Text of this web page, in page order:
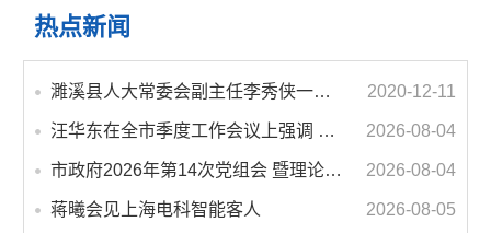
热点新闻
濉溪县人大常委会副主任李秀侠一行调研城乡客运一体化和治超工作 2020-12-11
汪华东在全市季度工作会议上强调 锚定打好“三仗”任务和年度预期目标不动摇 在全市上下掀起比学赶超争先进位的攻坚热潮 2026-08-04
市政府2026年第14次党组会 暨理论学习中心组学习会议召开 蒋曦主持会议并讲话 2026-08-04
蒋曦会见上海电科智能客人 2026-08-05